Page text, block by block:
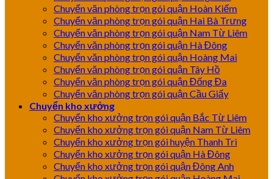
Chuyển văn phòng trọn gói quận Hoàn Kiếm
Chuyển văn phòng trọn gói quận Hai Bà Trưng
Chuyển văn phòng trọn gói quận Nam Từ Liêm
Chuyển văn phòng trọn gói quận Hà Đông
Chuyển văn phòng trọn gói quận Hoàng Mai
Chuyển văn phòng trọn gói quận Tây Hồ
Chuyển văn phòng trọn gói quận Đống Đa
Chuyển văn phòng trọn gói quận Cầu Giấy
Chuyển kho xưởng
Chuyển kho xưởng trọn gói quận Bắc Từ Liêm
Chuyển kho xưởng trọn gói quận Nam Từ Liêm
Chuyển kho xưởng trọn gói huyện Thanh Trì
Chuyển kho xưởng trọn gói quận Hà Đông
Chuyển kho xưởng trọn gói quận Đông Anh